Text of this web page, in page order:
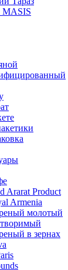
Ararat Product
Armenia
молотый
в зернах